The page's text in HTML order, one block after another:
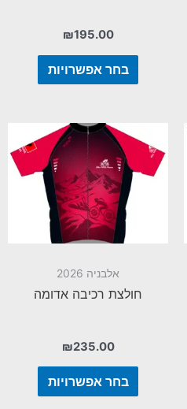
₪195.00
בחר אפשרויות
אלבניה 2026
חולצת רכיבה אדומה
₪235.00
בחר אפשרויות